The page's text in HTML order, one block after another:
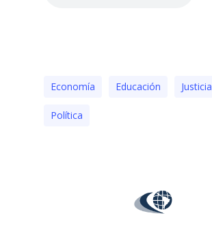
Economía Educación Justicia
Polí­tica